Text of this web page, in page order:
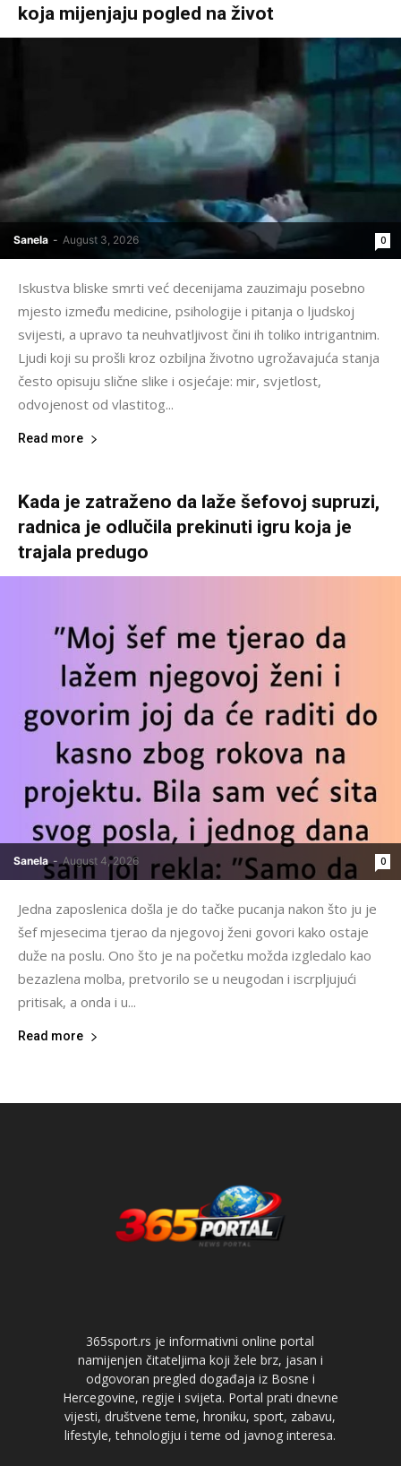
koja mijenjaju pogled na život
Sanela - August 3, 2026 0
Iskustva bliske smrti već decenijama zauzimaju posebno
mjesto između medicine, psihologije i pitanja o ljudskoj
svijesti, a upravo ta neuhvatljivost čini ih toliko intrigantnim.
Ljudi koji su prošli kroz ozbiljna životno ugrožavajuća stanja
često opisuju slične slike i osjećaje: mir, svjetlost,
odvojenost od vlastitog...
Read more
Kada je zatraženo da laže šefovoj supruzi,
radnica je odlučila prekinuti igru koja je
trajala predugo
Sanela - August 4, 2026 0
Jedna zaposlenica došla je do tačke pucanja nakon što ju je
šef mjesecima tjerao da njegovoj ženi govori kako ostaje
duže na poslu. Ono što je na početku možda izgledalo kao
bezazlena molba, pretvorilo se u neugodan i iscrpljujući
pritisak, a onda i u...
Read more
365sport.rs je informativni online portal
namijenjen čitateljima koji žele brz, jasan i
odgovoran pregled događaja iz Bosne i
Hercegovine, regije i svijeta. Portal prati dnevne
vijesti, društvene teme, hroniku, sport, zabavu,
lifestyle, tehnologiju i teme od javnog interesa.